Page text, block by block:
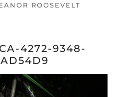
ROOSEVELT
4272-9348-